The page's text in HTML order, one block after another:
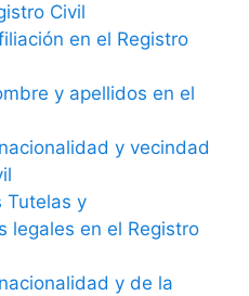
Civil
en el Registro
y apellidos en el
y vecindad
Tutelas y
legales en el Registro
y de la